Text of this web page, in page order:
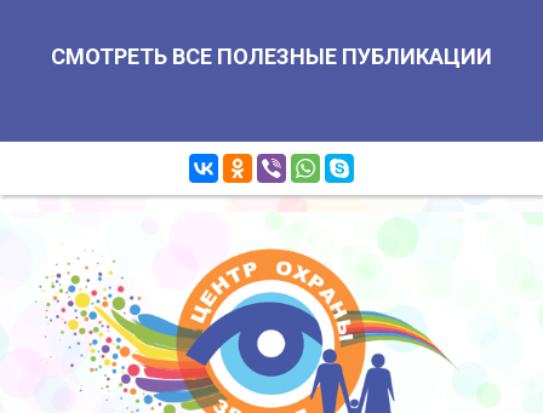
СМОТРЕТЬ ВСЕ ПОЛЕЗНЫЕ ПУБЛИКАЦИИ